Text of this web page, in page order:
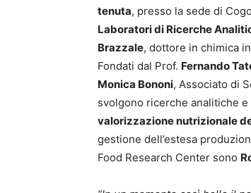
tenuta, presso la sede di
Laboratori di Ricerche
Brazzale, dottore in chimica
Fondati dal Prof. Fernando
Monica Bononi, Associato di
svolgono ricerche analitiche
valorizzazione nutrizionale
gestione dell’estesa
Food Research Center sono